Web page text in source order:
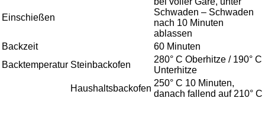
Einschießen
Schwaden – Schwaden
nach 10 Minuten
ablassen
Backzeit
60 Minuten
Backtemperatur Steinbackofen
280° C Oberhitze / 190° C
Unterhitze
Haushaltsbackofen
250° C 10 Minuten,
danach fallend auf 210° C